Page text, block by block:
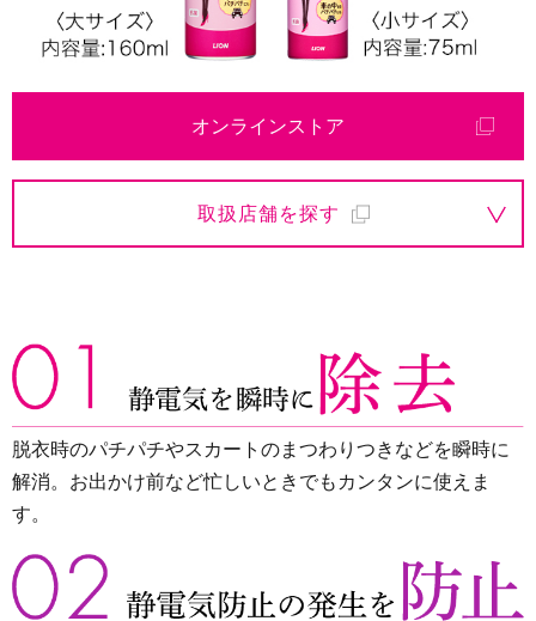
オンラインストア
取扱店舗を探す
脱衣時のパチパチやスカートのまつわりつきなどを瞬時に
解消。お出かけ前など忙しいときでもカンタンに使えま
す。